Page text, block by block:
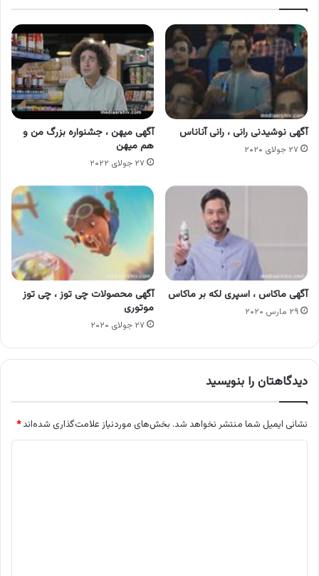
آگهی نوشیدنی رانی ، رانی آناناس
۲۷ جولای ۲۰۲۰
آگهی میهن ، جشنواره بزرگ من و
هم میهن
۲۷ جولای ۲۰۲۲
آگهی ماکاس ، اسپری لکه بر ماکاس
۲۹ مارس ۲۰۲۰
آگهی محصولات چی توز ، چی توز
موتوری
۲۷ جولای ۲۰۲۰
دیدگاهتان را بنویسید
نشانی ایمیل شما منتشر نخواهد شد. بخش‌های موردنیاز علامت‌گذاری شده‌اند*